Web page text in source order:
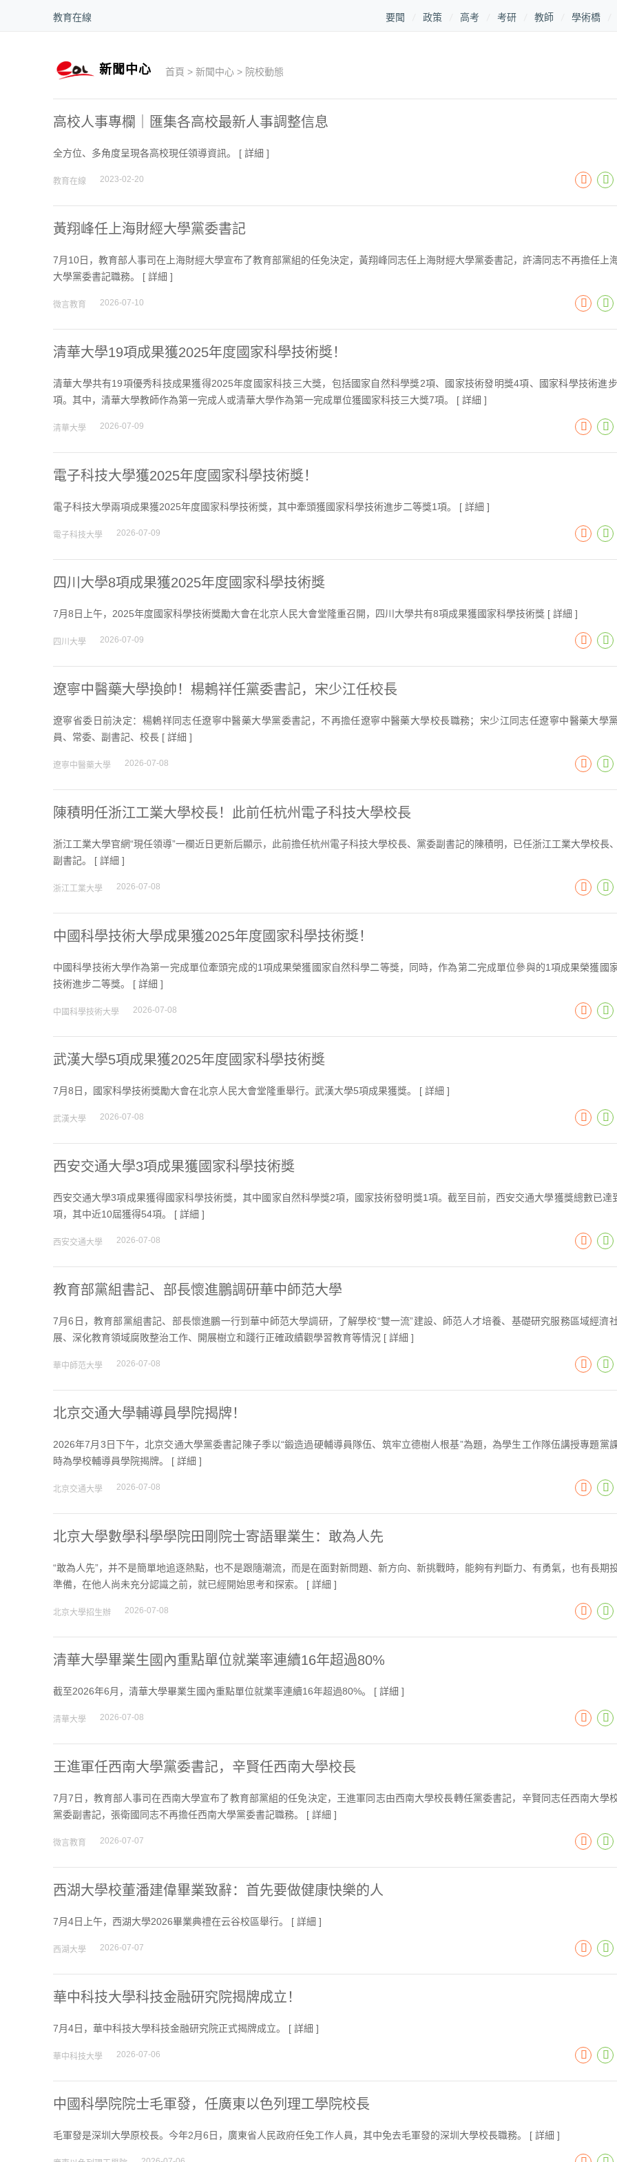
教育在線 要聞 政策 高考 考研 教師 學術橋
新聞中心 首頁 >新聞中心 > 院校動態
高校人事專欄｜匯集各高校最新人事調整信息
全方位、多角度呈現各高校現任領導資訊。 [ 詳細 ]
教育在線 2023-02-20
黃翔峰任上海財經大學黨委書記
7月10日，教育部人事司在上海財經大學宣布了教育部黨組的任免決定，黃翔峰同志任上海財經大學黨委書記，許濤同志不再擔任上
大學黨委書記職務。 [ 詳細 ]
微言教育 2026-07-10
清華大學19項成果獲2025年度國家科學技術獎！
清華大學共有19項優秀科技成果獲得2025年度國家科技三大獎，包括國家自然科學獎2項、國家技術發明獎4項、國家科學技術進
項。其中，清華大學教師作為第一完成人或清華大學作為第一完成單位獲國家科技三大獎7項。 [ 詳細 ]
清華大學 2026-07-09
電子科技大學獲2025年度國家科學技術獎！
電子科技大學兩項成果獲2025年度國家科學技術獎，其中牽頭獲國家科學技術進步二等獎1項。 [ 詳細 ]
電子科技大學 2026-07-09
四川大學8項成果獲2025年度國家科學技術獎
7月8日上午，2025年度國家科學技術獎勵大會在北京人民大會堂隆重召開，四川大學共有8項成果獲國家科學技術獎 [ 詳細 ]
四川大學 2026-07-09
遼寧中醫藥大學換帥！楊鶇祥任黨委書記，宋少江任校長
遼寧省委日前決定：楊鶇祥同志任遼寧中醫藥大學黨委書記，不再擔任遼寧中醫藥大學校長職務；宋少江同志任遼寧中醫藥大學
員、常委、副書記、校長 [ 詳細 ]
遼寧中醫藥大學 2026-07-08
陳積明任浙江工業大學校長！此前任杭州電子科技大學校長
浙江工業大學官網“現任領導”一欄近日更新后顯示，此前擔任杭州電子科技大學校長、黨委副書記的陳積明，已任浙江工業大學校長
副書記。 [ 詳細 ]
浙江工業大學 2026-07-08
中國科學技術大學成果獲2025年度國家科學技術獎！
中國科學技術大學作為第一完成單位牽頭完成的1項成果榮獲國家自然科學二等獎，同時，作為第二完成單位參與的1項成果榮獲國
技術進步二等獎。 [ 詳細 ]
中國科學技術大學 2026-07-08
武漢大學5項成果獲2025年度國家科學技術獎
7月8日，國家科學技術獎勵大會在北京人民大會堂隆重舉行。武漢大學5項成果獲獎。 [ 詳細 ]
武漢大學 2026-07-08
西安交通大學3項成果獲國家科學技術獎
西安交通大學3項成果獲得國家科學技術獎，其中國家自然科學獎2項，國家技術發明獎1項。截至目前，西安交通大學獲獎總數已達
項，其中近10屆獲得54項。 [ 詳細 ]
西安交通大學 2026-07-08
教育部黨組書記、部長懷進鵬調研華中師范大學
7月6日，教育部黨組書記、部長懷進鵬一行到華中師范大學調研，了解學校“雙一流”建設、師范人才培養、基礎研究服務區域經濟
展、深化教育領域腐敗整治工作、開展樹立和踐行正確政績觀學習教育等情況 [ 詳細 ]
華中師范大學 2026-07-08
北京交通大學輔導員學院揭牌！
2026年7月3日下午，北京交通大學黨委書記陳子季以“鍛造過硬輔導員隊伍、筑牢立德樹人根基”為題，為學生工作隊伍講授專題黨
時為學校輔導員學院揭牌。 [ 詳細 ]
北京交通大學 2026-07-08
北京大學數學科學學院田剛院士寄語畢業生：敢為人先
“敢為人先”，并不是簡單地追逐熱點，也不是跟隨潮流，而是在面對新問題、新方向、新挑戰時，能夠有判斷力、有勇氣，也有長期
準備，在他人尚未充分認識之前，就已經開始思考和探索。 [ 詳細 ]
北京大學招生辦 2026-07-08
清華大學畢業生國內重點單位就業率連續16年超過80%
截至2026年6月，清華大學畢業生國內重點單位就業率連續16年超過80%。 [ 詳細 ]
清華大學 2026-07-08
王進軍任西南大學黨委書記，辛賢任西南大學校長
7月7日，教育部人事司在西南大學宣布了教育部黨組的任免決定，王進軍同志由西南大學校長轉任黨委書記，辛賢同志任西南大學校
黨委副書記，張衛國同志不再擔任西南大學黨委書記職務。 [ 詳細 ]
微言教育 2026-07-07
西湖大學校董潘建偉畢業致辭：首先要做健康快樂的人
7月4日上午，西湖大學2026畢業典禮在云谷校區舉行。 [ 詳細 ]
西湖大學 2026-07-07
華中科技大學科技金融研究院揭牌成立！
7月4日，華中科技大學科技金融研究院正式揭牌成立。 [ 詳細 ]
華中科技大學 2026-07-06
中國科學院院士毛軍發，任廣東以色列理工學院校長
毛軍發是深圳大學原校長。今年2月6日，廣東省人民政府任免工作人員，其中免去毛軍發的深圳大學校長職務。 [ 詳細 ]